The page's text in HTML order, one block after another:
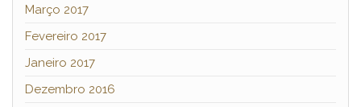
Março 2017
Fevereiro 2017
Janeiro 2017
Dezembro 2016